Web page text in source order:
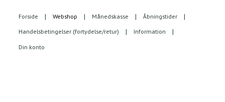
Forside Webshop Månedskasse Åbningstider
Handelsbetingelser (fortydelse/retur) Information
Din konto